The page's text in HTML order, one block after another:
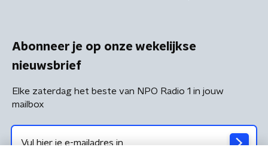
Abonneer je op onze wekelijkse
nieuwsbrief
Elke zaterdag het beste van NPO Radio 1 in jouw
mailbox